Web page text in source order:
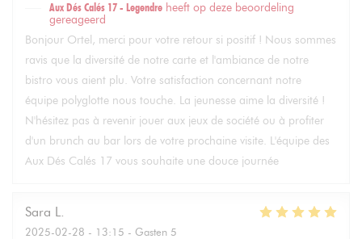
Aux Dés Calés 17 - Legendre heeft op deze beoordeling
gereageerd
Bonjour Ortel, merci pour votre retour si positif ! Nous sommes
ravis que la diversité de notre carte et l'ambiance de notre
bistro vous aient plu. Votre satisfaction concernant notre
équipe polyglotte nous touche. La jeunesse aime la diversité !
N'hésitez pas à revenir jouer aux jeux de société ou à profiter
d'un brunch au bar lors de votre prochaine visite. L'équipe des
Aux Dés Calés 17 vous souhaite une douce journée
Sara L
2025-02-28 - 13:15 - Gasten 5